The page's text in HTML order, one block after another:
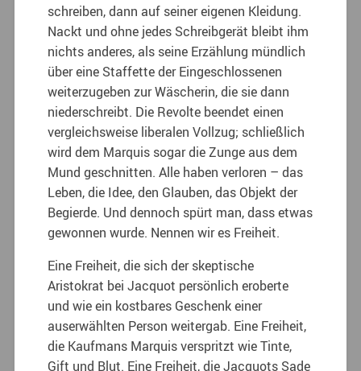
schreiben, dann auf seiner eigenen Kleidung.
Nackt und ohne jedes Schreibgerät bleibt ihm
nichts anderes, als seine Erzählung mündlich
über eine Staffette der Eingeschlossenen
weiterzugeben zur Wäscherin, die sie dann
niederschreibt. Die Revolte beendet einen
vergleichsweise liberalen Vollzug; schließlich
wird dem Marquis sogar die Zunge aus dem
Mund geschnitten. Alle haben verloren – das
Leben, die Idee, den Glauben, das Objekt der
Begierde. Und dennoch spürt man, dass etwas
gewonnen wurde. Nennen wir es Freiheit.
Eine Freiheit, die sich der skeptische
Aristokrat bei Jacquot persönlich eroberte
und wie ein kostbares Geschenk einer
auserwählten Person weitergab. Eine Freiheit,
die Kaufmans Marquis verspritzt wie Tinte,
Gift und Blut. Eine Freiheit, die Jacquots Sade